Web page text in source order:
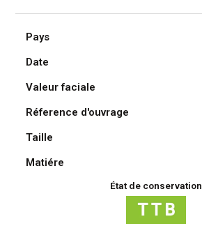
colonie
portugaise
100
24-
11-
Marechal
Pays
Date
Valeur faciale
Réference d'ouvrage
Taille
Matiére
État de conservation